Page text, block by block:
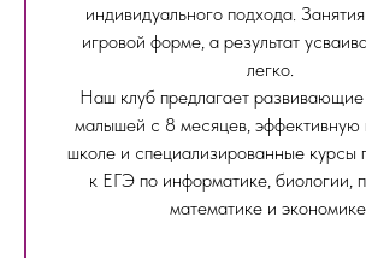
индивидуального подхода.
игровой форме, а результат
легко.
Наш клуб предлагает развивающие
малышей с 8 месяцев, эффективную
школе и специализированные курсы
к ЕГЭ по информатике, биологии,
математике и экономике.